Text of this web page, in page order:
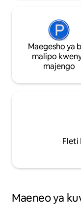
Maegesho ya
malipo
majengo
Fleti
Maeneo ya